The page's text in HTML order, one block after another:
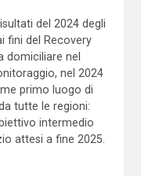
del 2024 degli
fini del Recovery
domiciliare nel
nel 2024
primo luogo di
tutte le regioni:
intermedio
attesi a fine 2025.